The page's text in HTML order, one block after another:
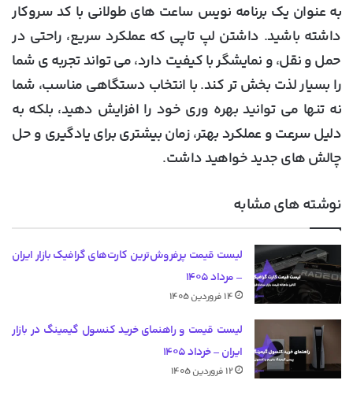
به عنوان یک برنامه نویس ساعت های طولانی با کد سروکار
داشته باشید. داشتن لپ تاپی که عملکرد سریع، راحتی در
حمل و نقل، و نمایشگر با کیفیت دارد، می تواند تجربه ی شما
را بسیار لذت بخش تر کند. با انتخاب دستگاهی مناسب، شما
نه تنها می توانید بهره وری خود را افزایش دهید، بلکه به
دلیل سرعت و عملکرد بهتر، زمان بیشتری برای یادگیری و حل
چالش های جدید خواهید داشت.
نوشته های مشابه
لیست قیمت پرفروش‌ترین کارت‌های گرافیک بازار ایران
– مرداد ۱۴۰۵
۱۴ فروردین ۱۴۰۵
لیست قیمت و راهنمای خرید کنسول گیمینگ در بازار
ایران – خرداد ۱۴۰۵
۱۲ فروردین ۱۴۰۵